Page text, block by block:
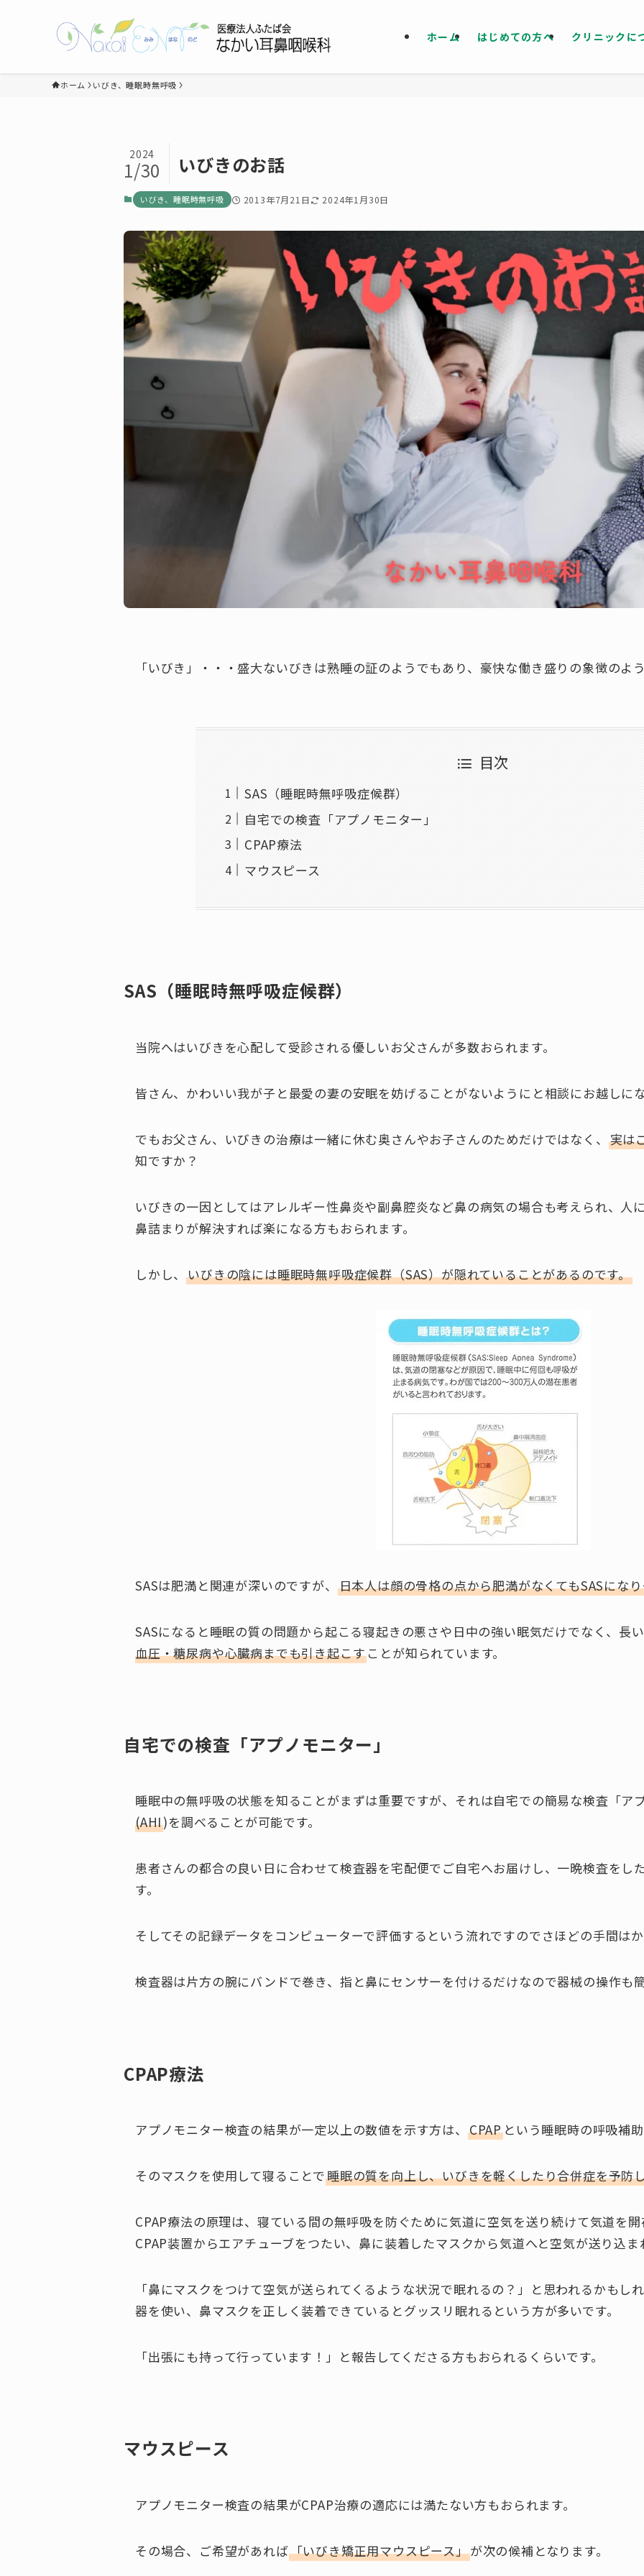
ホーム はじめての方へ クリニックに
ホーム いびき、睡眠時無呼吸
いびきのお話
2024
1/30
いびき、睡眠時無呼吸 2013年7月21日 2024年1月30日
「いびき」・・・盛大ないびきは熟睡の証のようでもあり、豪快な働き盛りの象徴のよ
目次
SAS（睡眠時無呼吸症候群）
自宅での検査「アプノモニター」
CPAP療法
マウスピース
SAS（睡眠時無呼吸症候群）
当院へはいびきを心配して受診される優しいお父さんが多数おられます。
皆さん、かわいい我が子と最愛の妻の安眠を妨げることがないようにと相談にお越しにな
でもお父さん、いびきの治療は一緒に休む奥さんやお子さんのためだけではなく、 実は
知ですか？
いびきの一因としてはアレルギー性鼻炎や副鼻腔炎など鼻の病気の場合も考えられ、人
鼻詰まりが解決すれば楽になる方もおられます。
しかし、いびきの陰には睡眠時無呼吸症候群（SAS）が隠れていることがあるのです。
SASは肥満と関連が深いのですが、 日本人は顔の骨格の点から肥満がなくてもSASにな
SASになると睡眠の質の問題から起こる寝起きの悪さや日中の強い眠気だけでなく、長
血圧・糖尿病や心臓病までも引き起こすことが知られています。
自宅での検査「アプノモニター」
睡眠中の無呼吸の状態を知ることがまずは重要ですが、それは自宅での簡易な検査「ア
(AHI)を調べることが可能です。
患者さんの都合の良い日に合わせて検査器を宅配便でご自宅へお届けし、一晩検査をし
す。
そしてその記録データをコンピューターで評価するという流れですのでさほどの手間はか
検査器は片方の腕にバンドで巻き、指と鼻にセンサーを付けるだけなので器械の操作も簡
CPAP療法
アプノモニター検査の結果が一定以上の数値を示す方は、 CPAPという睡眠時の呼吸補
そのマスクを使用して寝ることで睡眠の質を向上し、いびきを軽くしたり合併症を予防
CPAP療法の原理は、寝ている間の無呼吸を防ぐために気道に空気を送り続けて気道を開
CPAP装置からエアチューブをつたい、鼻に装着したマスクから気道へと空気が送り込ま
「鼻にマスクをつけて空気が送られてくるような状況で眠れるの？」と思われるかもし
器を使い、鼻マスクを正しく装着できているとグッスリ眠れるという方が多いです。
「出張にも持って行っています！」と報告してくださる方もおられるくらいです。
マウスピース
アプノモニター検査の結果がCPAP治療の適応には満たない方もおられます。
その場合、ご希望があれば「いびき矯正用マウスピース」が次の候補となります。